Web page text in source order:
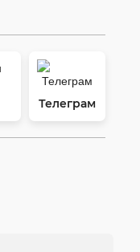
Телеграм